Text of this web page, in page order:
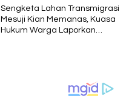
Sengketa Lahan Transmigrasi
Mesuji Kian Memanas, Kuasa
Hukum Warga Laporkan